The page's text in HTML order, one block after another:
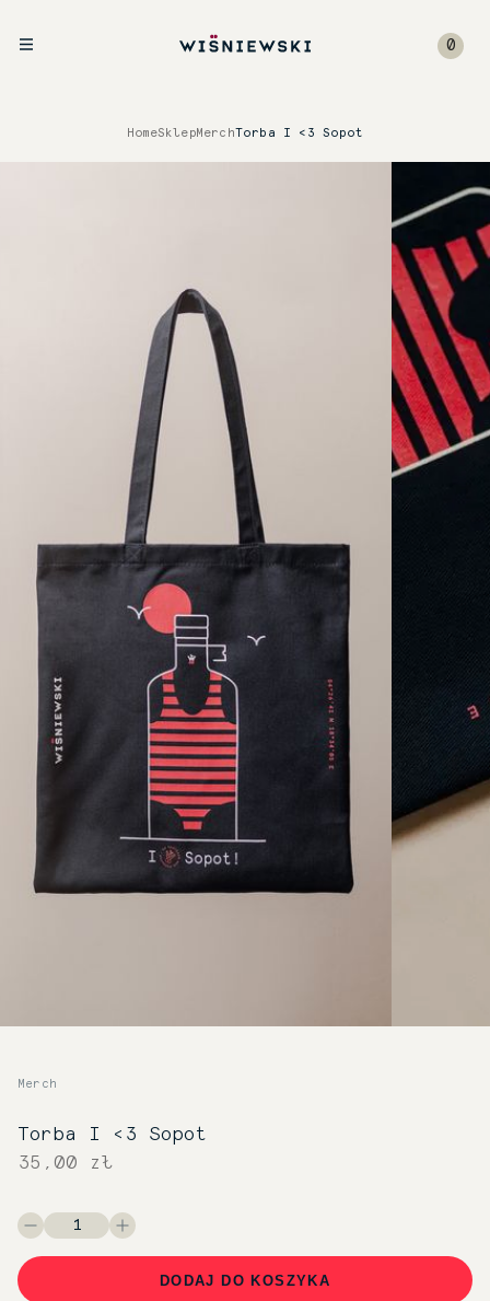
0
HomeSklepMerchTorba I <3 Sopot
Merch
Torba I <3 Sopot
35,00 zł
DODAJ DO KOSZYKA